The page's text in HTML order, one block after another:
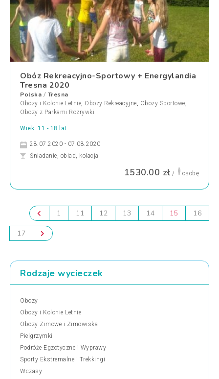
Obóz Rekreacyjno-Sportowy + Energylandia
Tresna 2020
Polska / Tresna
Obozy i Kolonie Letnie, Obozy Rekreacyjne, Obozy Sportowe,
Obozy z Parkami Rozrywki
Wiek: 11 - 18 lat
28.07.2020 - 07.08.2020
Śniadanie, obiad, kolacja
1530.00 zł / osobę
1 11 12 13 14 15 16
17
Rodzaje wycieczek
Obozy
Obozy i Kolonie Letnie
Obozy Zimowe i Zimowiska
Pielgrzymki
Podróże Egzotyczne i Wyprawy
Sporty Ekstremalne i Trekkingi
Wczasy